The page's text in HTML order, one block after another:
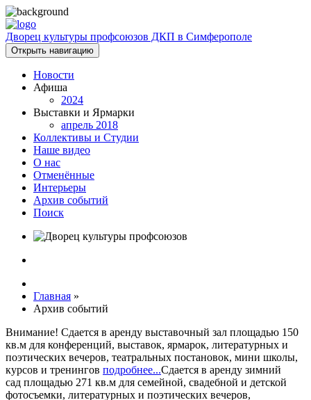
Дворец культуры профсоюзов ДКП в Симферополе
Открыть навигацию
Новости
Афиша
2024
Выставки и Ярмарки
апрель 2018
Коллективы и Студии
Наше видео
О нас
Отменённые
Интерьеры
Архив событий
Поиск
Главная »
Архив событий
Внимание! Сдается в аренду выставочный зал площадью 150
кв.м для конференций, выставок, ярмарок, литературных и
поэтических вечеров, театральных постановок, мини школы,
курсов и тренингов подробнее...Сдается в аренду зимний
сад площадью 271 кв.м для семейной, свадебной и детской
фотосъемки, литературных и поэтических вечеров,